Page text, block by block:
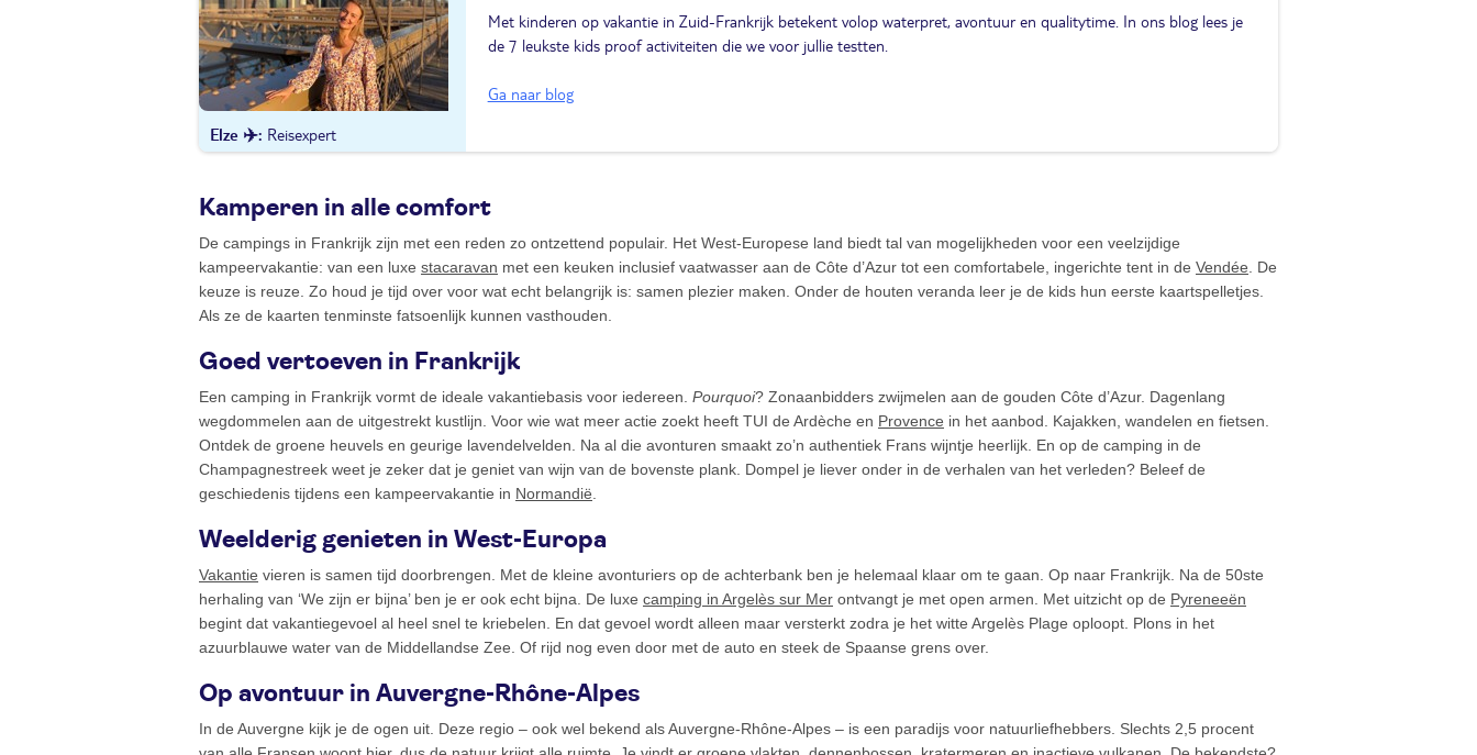
Elze ✈️ Reisexpert
Met kinderen op vakantie in Zuid-Frankrijk betekent volop waterpret, avontuur en qualitytime. In ons blog lees je
de 7 leukste kids proof activiteiten die we voor jullie testten.
Ga naar blog
Kamperen in alle comfort
De campings in Frankrijk zijn met een reden zo ontzettend populair. Het West-Europese land biedt tal van mogelijkheden voor een veelzijdige
kampeervakantie: van een luxe stacaravan met een keuken inclusief vaatwasser aan de Côte d’Azur tot een comfortabele, ingerichte tent in de Vendée . De
keuze is reuze. Zo houd je tijd over voor wat echt belangrijk is: samen plezier maken. Onder de houten veranda leer je de kids hun eerste kaartspelletjes.
Als ze de kaarten tenminste fatsoenlijk kunnen vasthouden.
Goed vertoeven in Frankrijk
Een camping in Frankrijk vormt de ideale vakantiebasis voor iedereen. Pourquoi? Zonaanbidders zwijmelen aan de gouden Côte d’Azur. Dagenlang
wegdommelen aan de uitgestrekt kustlijn. Voor wie wat meer actie zoekt heeft TUI de Ardèche en Provence in het aanbod. Kajakken, wandelen en fietsen.
Ontdek de groene heuvels en geurige lavendelvelden. Na al die avonturen smaakt zo’n authentiek Frans wijntje heerlijk. En op de camping in de
Champagnestreek weet je zeker dat je geniet van wijn van de bovenste plank. Dompel je liever onder in de verhalen van het verleden? Beleef de
geschiedenis tijdens een kampeervakantie in Normandië
Weelderig genieten in West-Europa
Vakantie vieren is samen tijd doorbrengen. Met de kleine avonturiers op de achterbank ben je helemaal klaar om te gaan. Op naar Frankrijk. Na de 50ste
herhaling van ‘We zijn er bijna’ ben je er ook echt bijna. De luxe camping in Argelès sur Mer ontvangt je met open armen. Met uitzicht op de Pyreneeën
begint dat vakantiegevoel al heel snel te kriebelen. En dat gevoel wordt alleen maar versterkt zodra je het witte Argelès Plage oploopt. Plons in het
azuurblauwe water van de Middellandse Zee. Of rijd nog even door met de auto en steek de Spaanse grens over.
Op avontuur in Auvergne-Rhône-Alpes
In de Auvergne kijk je de ogen uit. Deze regio – ook wel bekend als Auvergne-Rhône-Alpes – is een paradijs voor natuurliefhebbers. Slechts 2,5 procent